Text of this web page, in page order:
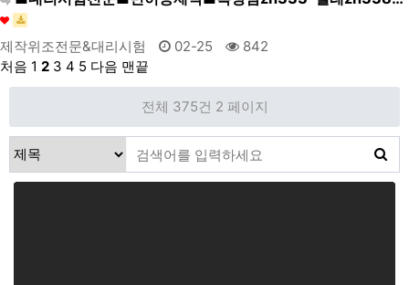
제작위조전문&대리시험 02-25
842
처음 1 2 3 4 5 다음 맨끝
전체 375건 2 페이지